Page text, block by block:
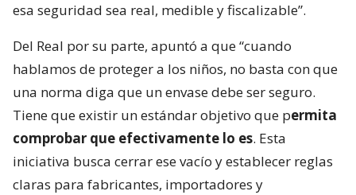
esa seguridad sea real, medible y fiscalizable”.
Del Real por su parte, apuntó a que “cuando
hablamos de proteger a los niños, no basta con que
una norma diga que un envase debe ser seguro.
Tiene que existir un estándar objetivo que permita
comprobar que efectivamente lo es. Esta
iniciativa busca cerrar ese vacío y establecer reglas
claras para fabricantes, importadores y